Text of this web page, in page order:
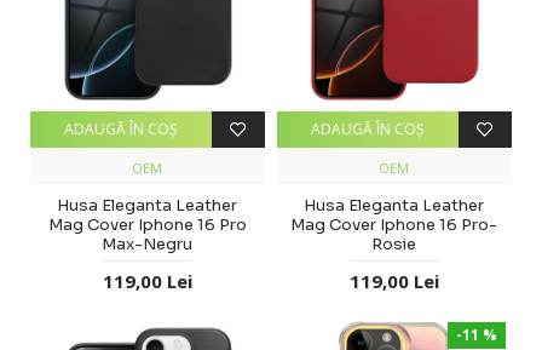
OEM
Husa Eleganta Leather
Mag Cover Iphone 16 Pro
Max-Negru
119,00 Lei
ADAUGĂ ÎN COŞ
OEM
Husa Eleganta Leather
Mag Cover Iphone 16 Pro-
Rosie
119,00 Lei
ADAUGĂ ÎN COŞ
-11 %